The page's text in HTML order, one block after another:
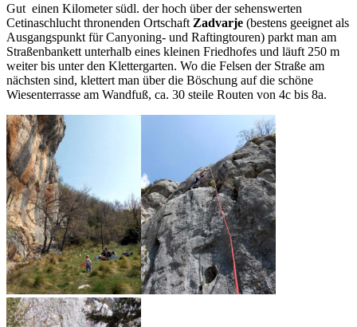
Gut einen Kilometer südl. der hoch über der sehenswerten
Cetinaschlucht thronenden Ortschaft Zadvarje (bestens geeignet als
Ausgangspunkt für Canyoning- und Raftingtouren) parkt man am
Straßenbankett unterhalb eines kleinen Friedhofes und läuft 250 m
weiter bis unter den Klettergarten. Wo die Felsen der Straße am
nächsten sind, klettert man über die Böschung auf die schöne
Wiesenterrasse am Wandfuß, ca. 30 steile Routen von 4c bis 8a.